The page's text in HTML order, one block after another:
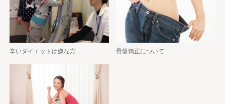
辛いダイエットは嫌な方 骨盤矯正について